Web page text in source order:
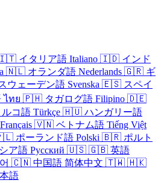
イタリア語 Italiano 🇮🇩 インド
🇳🇱 オランダ語 Nederlands 🇬🇷 ギ
ウェーデン語 Svenska 🇪🇸 スペイ
ไทย 🇵🇭 タガログ語 Filipino 🇩🇪
ルコ語 Türkçe 🇭🇺 ハンガリー語
Français 🇻🇳 ベトナム語 Tiếng Việt
ポーランド語 Polski 🇧🇷 ポルト
ア語 Русский 🇺🇸 🇬🇧 英語
🇨🇳 中国語 简体中文 🇹🇼 🇭🇰
語